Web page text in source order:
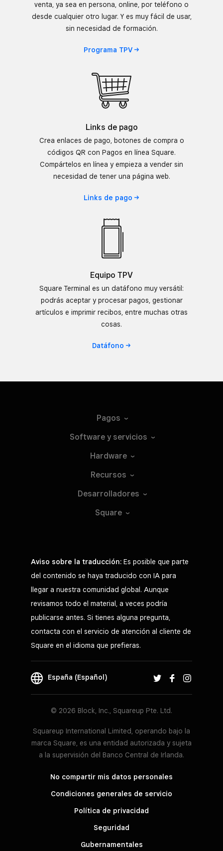
venta, ya sea en persona, online, por teléfono o
desde cualquier otro lugar. Y es muy fácil de usar,
sin necesidad de formación.
Programa TPV
Links de pago
Crea enlaces de pago, botones de compra o
códigos QR con Pagos en línea Square.
Compártelos en línea y empieza a vender sin
necesidad de tener una página web.
Links de pago
Equipo TPV
Square Terminal es un datáfono muy versátil:
podrás aceptar y procesar pagos, gestionar
artículos e imprimir recibos, entre muchas otras
cosas.
Datáfono
Pagos
Software y servicios
Hardware
Recursos
Desarrolladores
Square
Aviso sobre la traducción: Es posible que parte
del contenido se haya traducido con IA para
llegar a nuestra comunidad global. Aunque
revisamos todo el material, a veces podría
publicarse antes. Si tienes alguna pregunta,
contacta con el servicio de atención al cliente de
Square en el idioma que prefieras.
España (Español)
© 2026 Block, Inc., Squareup Pte. Ltd.
Squareup International Limited, operando bajo la
marca Square, es una entidad autorizada y sujeta
a la supervisión del Banco Central de Irlanda.
No compartir mis datos personales
Condiciones generales de servicio
Política de privacidad
Seguridad
Gubernamentales